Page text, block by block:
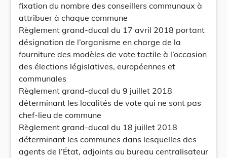
fixation du nombre des conseillers communaux à
attribuer à chaque commune
Règlement grand-ducal du 17 avril 2018 portant
désignation de l’organisme en charge de la
fourniture des modèles de vote tactile à l’occasion
des élections législatives, européennes et
communales
Règlement grand-ducal du 9 juillet 2018
déterminant les localités de vote qui ne sont pas
chef-lieu de commune
Règlement grand-ducal du 18 juillet 2018
déterminant les communes dans lesquelles des
agents de l’État, adjoints au bureau centralisateur